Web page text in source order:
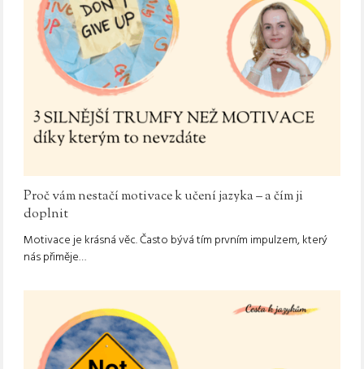
Proč vám nestačí motivace k učení jazyka – a čím ji
doplnit
Motivace je krásná věc. Často bývá tím prvním impulzem, který
nás přiměje…